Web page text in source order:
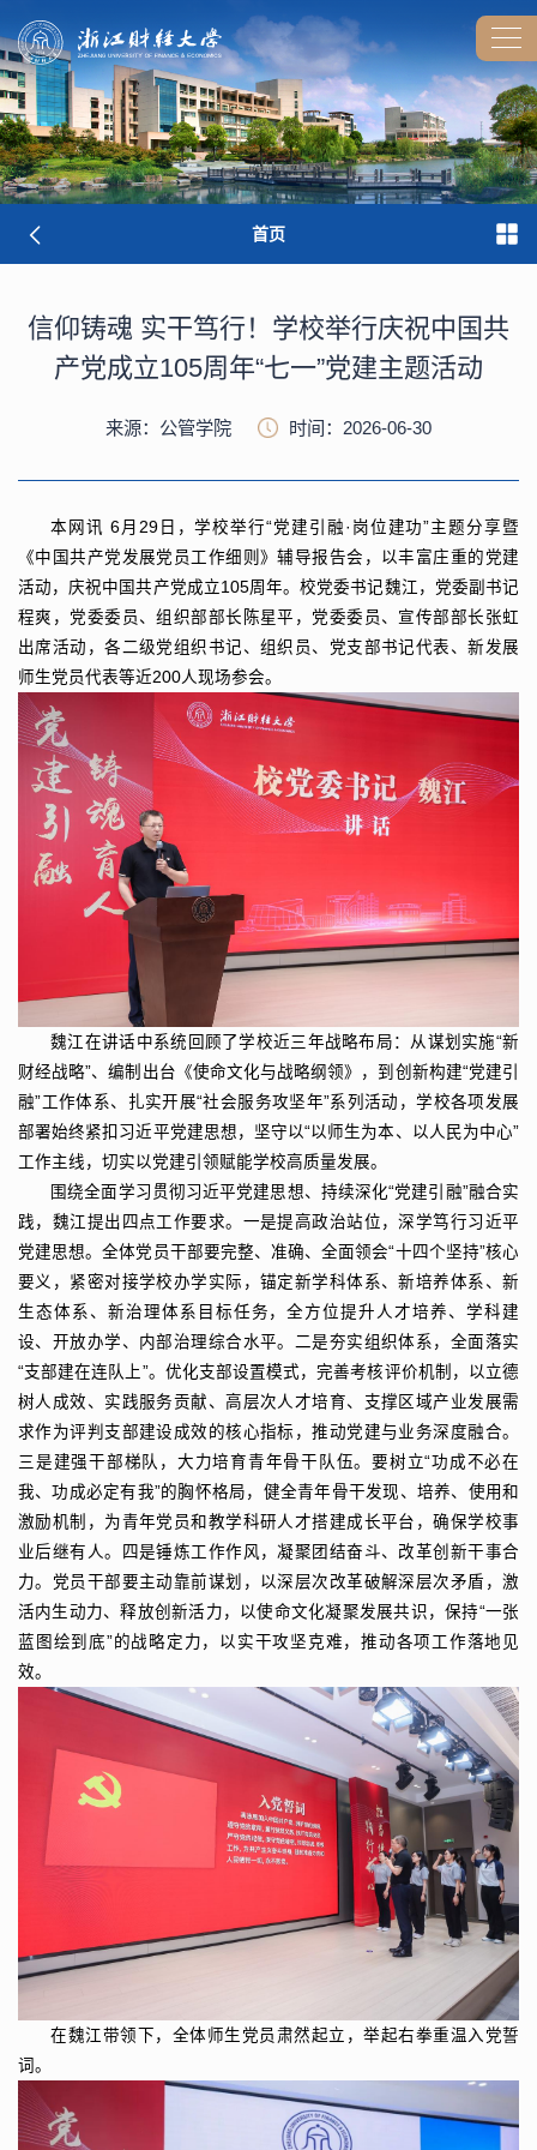
首页
信仰铸魂 实干笃行！学校举行庆祝中国共
产党成立105周年“七一”党建主题活动
来源：公管学院 时间：2026-06-30
本网讯 6月29日，学校举行“党建引融·岗位建功”主题分享暨
《中国共产党发展党员工作细则》辅导报告会，以丰富庄重的党建
活动，庆祝中国共产党成立105周年。校党委书记魏江，党委副书记
程爽，党委委员、组织部部长陈星平，党委委员、宣传部部长张虹
出席活动，各二级党组织书记、组织员、党支部书记代表、新发展
师生党员代表等近200人现场参会。
魏江在讲话中系统回顾了学校近三年战略布局：从谋划实施“新
财经战略”、编制出台《使命文化与战略纲领》，到创新构建“党建引
融”工作体系、扎实开展“社会服务攻坚年”系列活动，学校各项发展
部署始终紧扣习近平党建思想，坚守以“以师生为本、以人民为中心”
工作主线，切实以党建引领赋能学校高质量发展。
围绕全面学习贯彻习近平党建思想、持续深化“党建引融”融合实
践，魏江提出四点工作要求。一是提高政治站位，深学笃行习近平
党建思想。全体党员干部要完整、准确、全面领会“十四个坚持”核心
要义，紧密对接学校办学实际，锚定新学科体系、新培养体系、新
生态体系、新治理体系目标任务，全方位提升人才培养、学科建
设、开放办学、内部治理综合水平。二是夯实组织体系，全面落实
“支部建在连队上”。优化支部设置模式，完善考核评价机制，以立德
树人成效、实践服务贡献、高层次人才培育、支撑区域产业发展需
求作为评判支部建设成效的核心指标，推动党建与业务深度融合。
三是建强干部梯队，大力培育青年骨干队伍。要树立“功成不必在
我、功成必定有我”的胸怀格局，健全青年骨干发现、培养、使用和
激励机制，为青年党员和教学科研人才搭建成长平台，确保学校事
业后继有人。四是锤炼工作作风，凝聚团结奋斗、改革创新干事合
力。党员干部要主动靠前谋划，以深层次改革破解深层次矛盾，激
活内生动力、释放创新活力，以使命文化凝聚发展共识，保持“一张
蓝图绘到底”的战略定力，以实干攻坚克难，推动各项工作落地见
效。
在魏江带领下，全体师生党员肃然起立，举起右拳重温入党誓
词。